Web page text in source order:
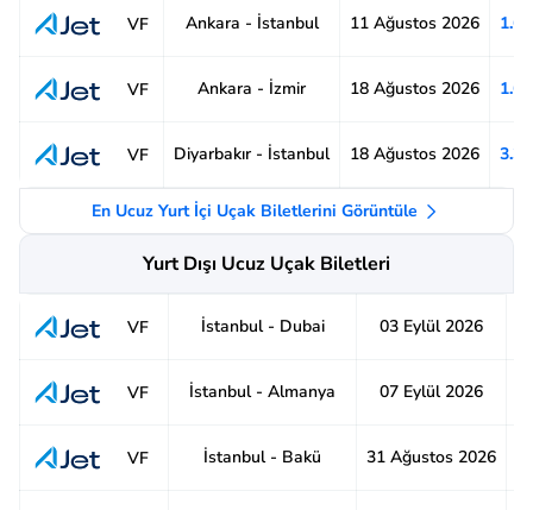
VF Ankara - İstanbul 11 Ağustos 2026
VF Ankara - İzmir 18 Ağustos 2026
VF Diyarbakır - İstanbul 18 Ağustos 2026
En Ucuz Yurt İçi Uçak Biletlerini Görüntüle
Yurt Dışı Ucuz Uçak Biletleri
VF İstanbul - Dubai 03 Eylül 2026
VF İstanbul - Almanya 07 Eylül 2026
VF İstanbul - Bakü 31 Ağustos 2026